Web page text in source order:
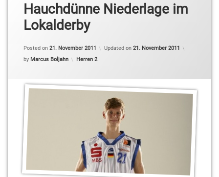
Hauchdünne Niederlage im
Lokalderby
Posted on 21. November 2011 Updated on 21. November 2011
by Marcus Boljahn Categories:
Herren 2